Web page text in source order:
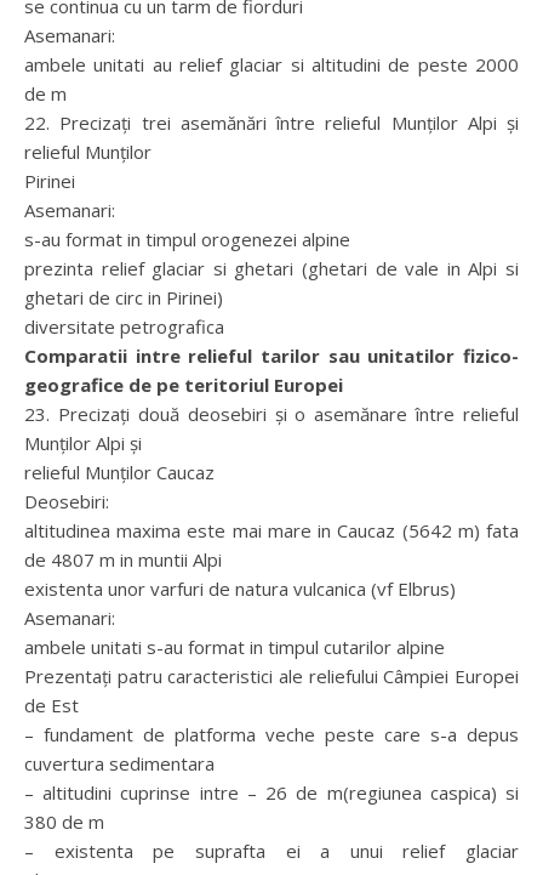
se continua cu un tarm de fiorduri
Asemanari:
ambele unitati au relief glaciar si altitudini de peste 2000
de m
22. Precizaţi trei asemănări între relieful Munţilor Alpi şi
relieful Munţilor
Pirinei
Asemanari:
s-au format in timpul orogenezei alpine
prezinta relief glaciar si ghetari (ghetari de vale in Alpi si
ghetari de circ in Pirinei)
diversitate petrografica
Comparatii intre relieful tarilor sau unitatilor fizico-
geografice de pe teritoriul Europei
23. Precizaţi două deosebiri şi o asemănare între relieful
Munţilor Alpi şi
relieful Munţilor Caucaz
Deosebiri:
altitudinea maxima este mai mare in Caucaz (5642 m) fata
de 4807 m in muntii Alpi
existenta unor varfuri de natura vulcanica (vf Elbrus)
Asemanari:
ambele unitati s-au format in timpul cutarilor alpine
Prezentaţi patru caracteristici ale reliefului Câmpiei Europei
de Est
– fundament de platforma veche peste care s-a depus
cuvertura sedimentara
– altitudini cuprinse intre – 26 de m(regiunea caspica) si
380 de m
– existenta pe suprafta ei a unui relief glaciar